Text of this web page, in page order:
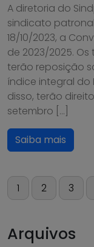
A diretoria do
sindicato
18/10/2023, a
de 2023/2025.
terão reposição
índice integral do
disso, terão
setembro […]
Saiba mais
Paginação
de
posts
1 2 3
Arquivos